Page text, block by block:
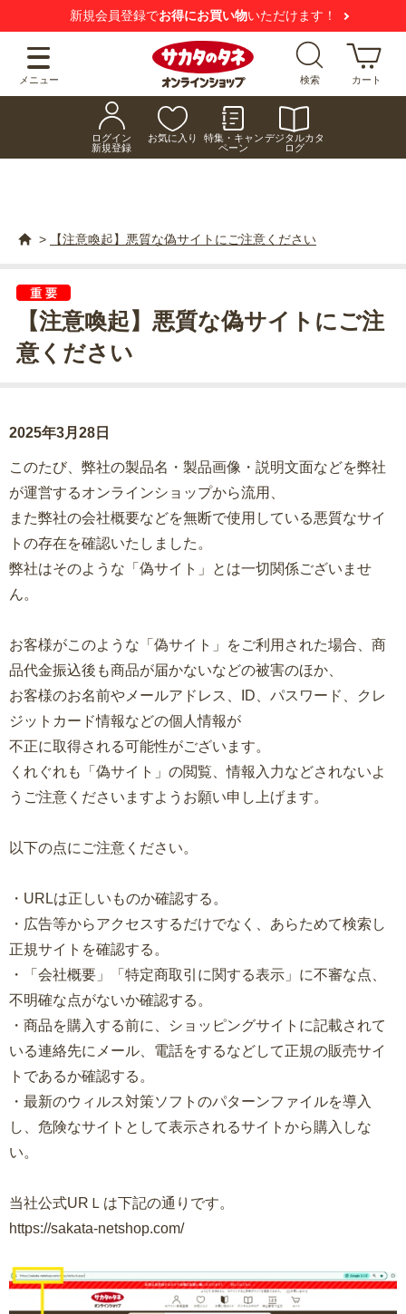
新規会員登録でお得にお買い物いただけます！
メニュー 検索 カート
ログイン
新規登録
お気に入り
特集・キャン
ペーン
デジタルカタ
ログ
> 【注意喚起】悪質な偽サイトにご注意ください
【注意喚起】悪質な偽サイトにご注
意ください
2025年3月28日
このたび、弊社の製品名・製品画像・説明文面などを弊社
が運営するオンラインショップから流用、
また弊社の会社概要などを無断で使用している悪質なサイ
トの存在を確認いたしました。
弊社はそのような「偽サイト」とは一切関係ございませ
ん。
お客様がこのような「偽サイト」をご利用された場合、商
品代金振込後も商品が届かないなどの被害のほか、
お客様のお名前やメールアドレス、ID、パスワード、クレ
ジットカード情報などの個人情報が
不正に取得される可能性がございます。
くれぐれも「偽サイト」の閲覧、情報入力などされないよ
うご注意くださいますようお願い申し上げます。
以下の点にご注意ください。
・URLは正しいものか確認する。
・広告等からアクセスするだけでなく、あらためて検索し
正規サイトを確認する。
・「会社概要」「特定商取引に関する表示」に不審な点、
不明確な点がないか確認する。
・商品を購入する前に、ショッピングサイトに記載されて
いる連絡先にメール、電話をするなどして正規の販売サイ
トであるか確認する。
・最新のウィルス対策ソフトのパターンファイルを導入
し、危険なサイトとして表示されるサイトから購入しな
い。
当社公式URＬは下記の通りです。
https://sakata-netshop.com/